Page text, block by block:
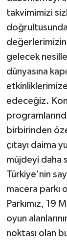
takvimimizi
değerlerimizin
gelecek
dünyasına
edeceğiz.
birbirinden
çıtayı daima
müjdeyi daha
Türkiye'nin
macera parkı
Parkımız, 19
oyun
noktası olan